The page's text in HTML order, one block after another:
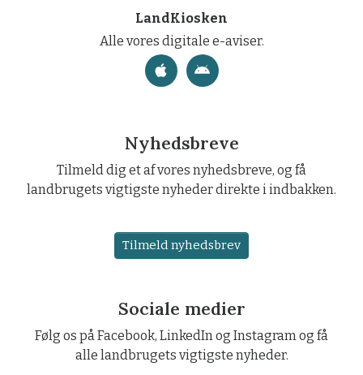
LandKiosken
Alle vores digitale e-aviser.
Nyhedsbreve
Tilmeld dig et af vores nyhedsbreve, og få
landbrugets vigtigste nyheder direkte i indbakken.
Tilmeld nyhedsbrev
Sociale medier
Følg os på Facebook, LinkedIn og Instagram og få
alle landbrugets vigtigste nyheder.